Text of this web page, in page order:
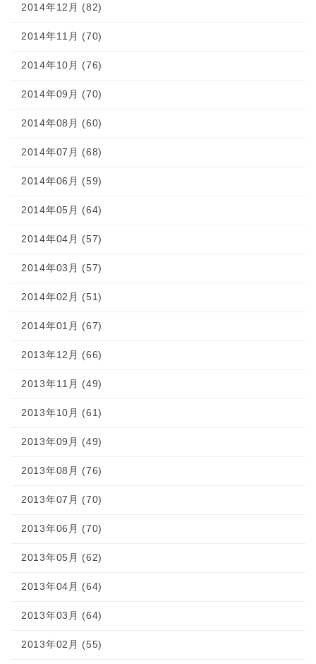
2014年12月 (82)
2014年11月 (70)
2014年10月 (76)
2014年09月 (70)
2014年08月 (60)
2014年07月 (68)
2014年06月 (59)
2014年05月 (64)
2014年04月 (57)
2014年03月 (57)
2014年02月 (51)
2014年01月 (67)
2013年12月 (66)
2013年11月 (49)
2013年10月 (61)
2013年09月 (49)
2013年08月 (76)
2013年07月 (70)
2013年06月 (70)
2013年05月 (62)
2013年04月 (64)
2013年03月 (64)
2013年02月 (55)